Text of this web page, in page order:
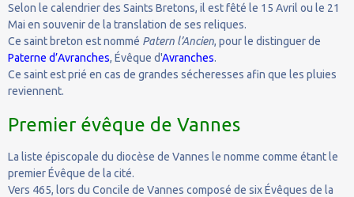
Selon le calendrier des Saints Bretons, il est fêté le 15 Avril ou le 21
Mai en souvenir de la translation de ses reliques.
Ce saint breton est nommé Patern l’Ancien, pour le distinguer de
Paterne d’Avranches, Évêque d'Avranches.
Ce saint est prié en cas de grandes sécheresses afin que les pluies
reviennent.
Premier évêque de Vannes
La liste épiscopale du diocèse de Vannes le nomme comme étant le
premier Évêque de la cité.
Vers 465, lors du Concile de Vannes composé de six Évêques de la